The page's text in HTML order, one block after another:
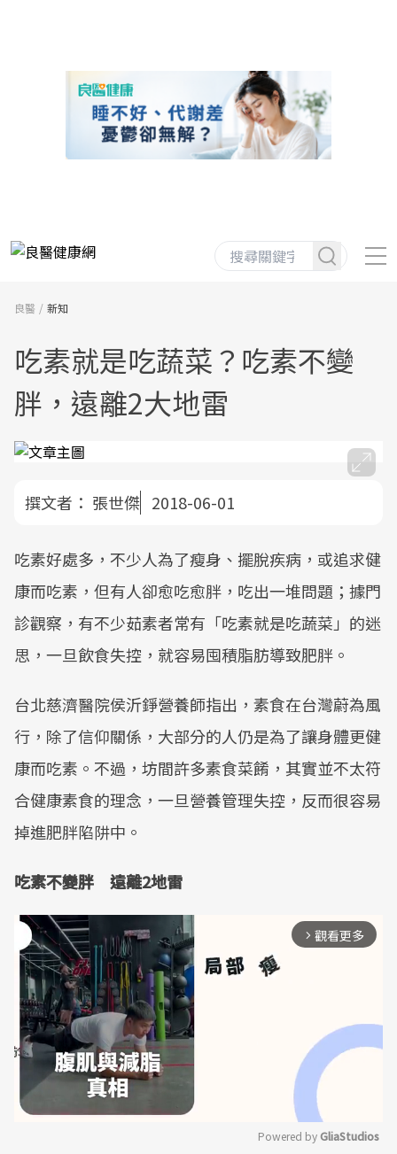
良醫 新知
吃素就是吃蔬菜？吃素不變
胖，遠離2大地雷
撰文者： 張世傑 2018-06-01
吃素好處多，不少人為了瘦身、擺脫疾病，或追求健
康而吃素，但有人卻愈吃愈胖，吃出一堆問題；據門
診觀察，有不少茹素者常有「吃素就是吃蔬菜」的迷
思，一旦飲食失控，就容易囤積脂肪導致肥胖。
台北慈濟醫院侯沂錚營養師指出，素食在台灣蔚為風
行，除了信仰關係，大部分的人仍是為了讓身體更健
康而吃素。不過，坊間許多素食菜餚，其實並不太符
合健康素食的理念，一旦營養管理失控，反而很容易
掉進肥胖陷阱中。
吃素不變胖 遠離2地雷
arrow_forward_ios 觀看更多
Powered by GliaStudios